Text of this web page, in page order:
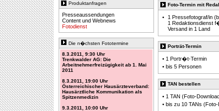
Produktanfragen
Presseaussendungen
Content und Webnews
Fotodienst
Die n�chsten Fototermine
8.3.2011, 9:30 Uhr
Trenkwalder AG: Die
Arbeitnehmerfreizügigkeit ab 1. Mai
2011
8.3.2011, 19:00 Uhr
Österreichischer Hausärzteverband:
Hausärztliche Kommunikation als
Spitzenmedizin
9.3.2011, 10:00 Uhr
Foto-Termin mit
•
1 Pressefotograf/in
1 Redaktionsdienst
Versand in 1 Land
Porträt-Termin
• 1 Portr�t-Termin
• bis 5 Personen
TAN bestellen
• 1 TAN (Foto-
• bis zu 10 TANs